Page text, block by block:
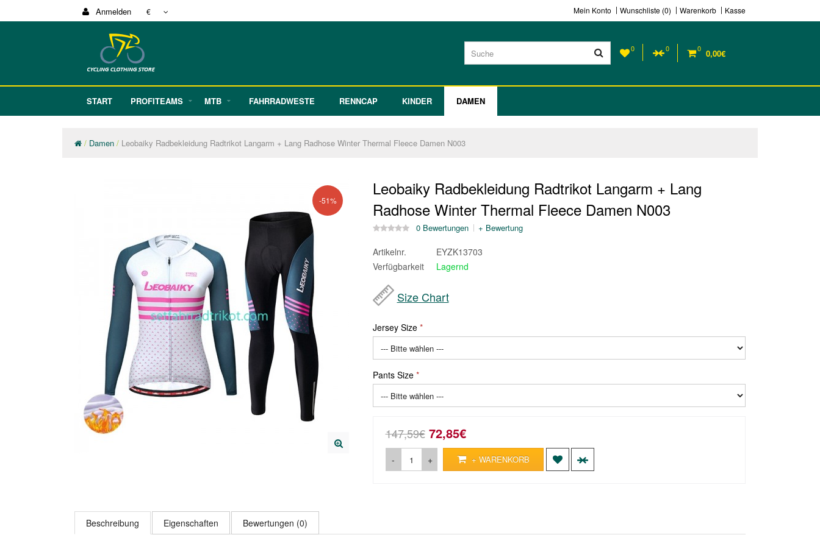
Anmelden € Mein Konto Wunschliste (0) Warenkorb Kasse
0 0 0 0,00€
START PROFITEAMS MTB FAHRRADWESTE RENNCAP KINDER DAMEN
Damen Leobaiky Radbekleidung Radtrikot Langarm + Lang Radhose Winter Thermal Fleece Damen N003
-51%
Leobaiky Radbekleidung Radtrikot Langarm + Lang
Radhose Winter Thermal Fleece Damen N003
0 Bewertungen + Bewertung
Artikelnr.
EYZK13703
Verfügbarkeit
Lagernd
Size Chart
Jersey Size
Pants Size
147,59€ 72,85€
- + + WARENKORB
Beschreibung Eigenschaften Bewertungen (0)